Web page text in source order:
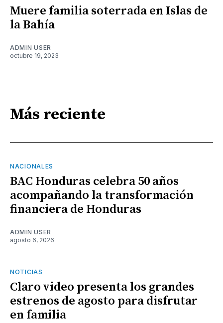
Muere familia soterrada en Islas de
la Bahía
ADMIN USER
octubre 19, 2023
Más reciente
NACIONALES
BAC Honduras celebra 50 años
acompañando la transformación
financiera de Honduras
ADMIN USER
agosto 6, 2026
NOTICIAS
Claro video presenta los grandes
estrenos de agosto para disfrutar
en familia